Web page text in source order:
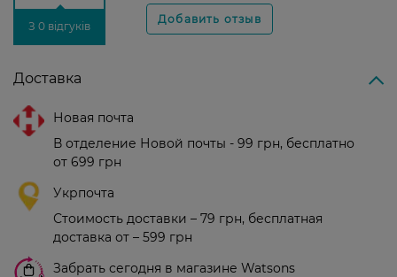
З 0 відгуків
Доставка
Новая почта
В отделение Новой почты - 99 грн, бесплатно
от 699 грн
Укрпочта
Стоимость доставки – 79 грн, бесплатная
доставка от – 599 грн
Забрать сегодня в магазине Watsons